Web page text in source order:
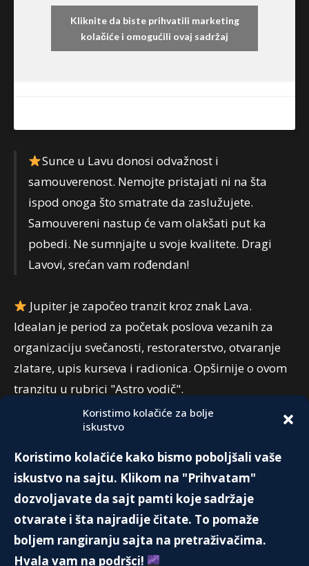
Koristimo kolačiće za bolje
iskustvo
Koristimo kolačiće kako bismo poboljšali vaše
iskustvo na sajtu. Klikom na "Prihvatam"
dozvoljavate da sajt pamti koje sadržaje
otvarate i šta najradije čitate. To pomaže
boljem rangiranju sajta na pretraživačima.
Hvala vam na podršci!
Facebook
Kliknite da biste prihvatili marketing
kolačiće i omogućili ovaj sadržaj
Sunce u Lavu donosi odvažnost i
samouverenost. Nemojte pristajati ni na šta
ispod onoga što smatrate da zaslužujete.
Samouvereni nastup će vam olakšati put ka
pobedi. Ne sumnjajte u svoje kvalitete. Dragi
Lavovi, srećan vam rođendan!
Jupiter je započeo tranzit kroz znak Lava.
Idealan je period za početak poslova vezanih za
organizaciju svečanosti, restoraterstvo, otvaranje
zlatare, upis kurseva i radionica. Opširnije o ovom
tranzitu u rubrici "Astro vodič".
1. Augusta 2022.
PRINCEZA DAJANA